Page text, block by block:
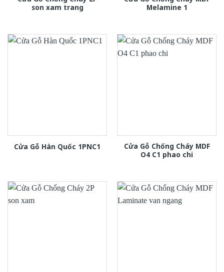
son xam trang
Melamine 1
Cửa Gỗ Hàn Quốc 1PNC1
Cửa Gỗ Chống Cháy MDF
O4 C1 phao chi